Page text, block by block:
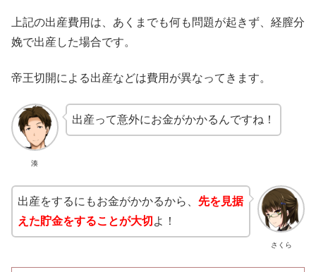
上記の出産費用は、あくまでも何も問題が起きず、経膣分
娩で出産した場合です。
帝王切開による出産などは費用が異なってきます。
湊
出産って意外にお金がかかるんですね！
さくら
出産をするにもお金がかかるから、 先を見据
えた貯金をすることが大切 よ！